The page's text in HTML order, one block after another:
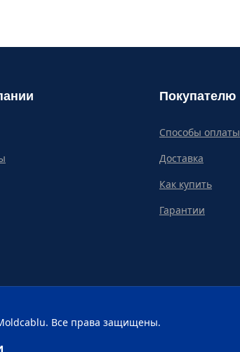
Покупателю
Способы оплаты
Доставка
Как купить
Гарантии
Все права защищены.